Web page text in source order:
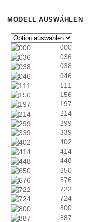
MODELL AUSWÄHLEN
000
036
038
046
111
156
197
214
299
339
402
414
448
650
676
722
724
800
887